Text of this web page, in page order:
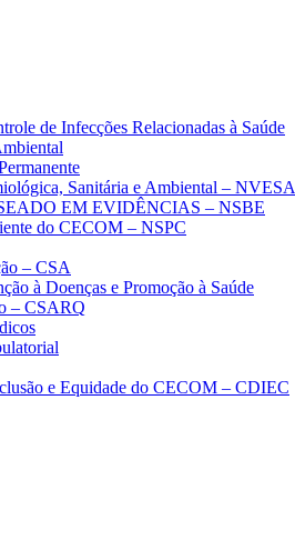
de Infecções Relacionadas à Saúde
Sanitária e Ambiental – NVESA
EM EVIDÊNCIAS – NSBE
do CECOM – NSPC
– CSA
à Doenças e Promoção à Saúde
– CSARQ
e Equidade do CECOM – CDIEC